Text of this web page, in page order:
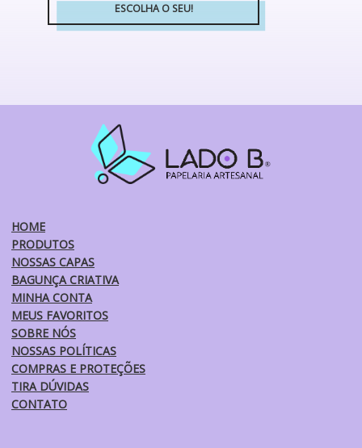
ESCOLHA O SEU!
Este
variantes.
podem
ser
HOME
PRODUTOS
NOSSAS CAPAS
BAGUNÇA CRIATIVA
MINHA CONTA
MEUS FAVORITOS
SOBRE NÓS
NOSSAS POLÍTICAS
COMPRAS E PROTEÇÕES
TIRA DÚVIDAS
CONTATO